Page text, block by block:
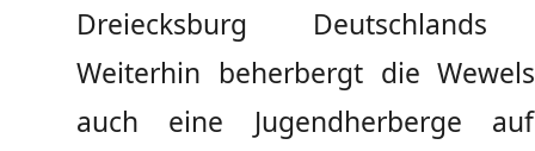
Dreiecksburg Deutschlands
Weiterhin beherbergt die
auch eine Jugendherberge